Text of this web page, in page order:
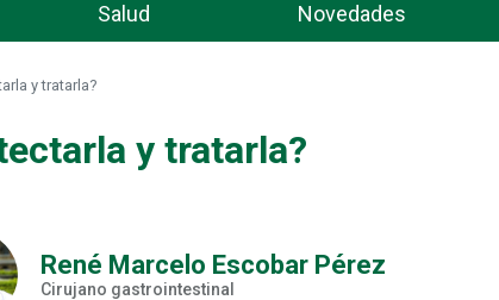
Salud Novedades
y tratarla?
y tratarla?
René Marcelo Escobar Pérez
Cirujano gastrointestinal